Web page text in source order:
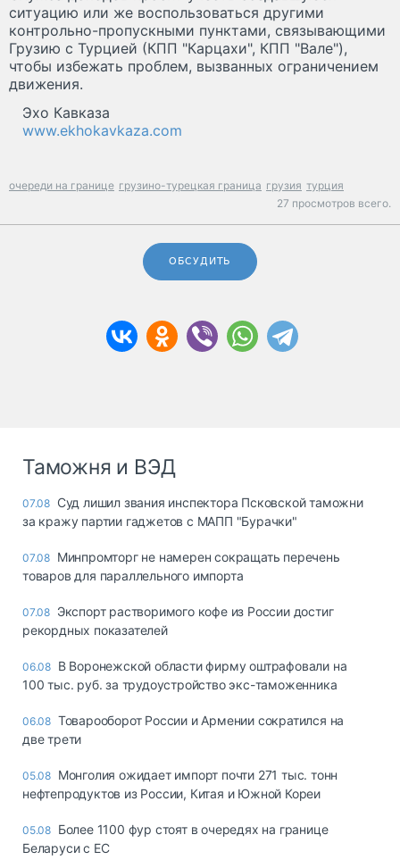
ситуацию или же воспользоваться другими
контрольно-пропускными пунктами, связывающими
Грузию с Турцией (КПП "Карцахи", КПП "Вале"),
чтобы избежать проблем, вызванных ограничением
движения.
Эхо Кавказа
www.ekhokavkaza.com
очереди на границе грузино-турецкая граница грузия турция
27 просмотров всего.
ОБСУДИТЬ
Таможня и ВЭД
07.08 Суд лишил звания инспектора Псковской таможни
за кражу партии гаджетов с МАПП "Бурачки"
07.08 Минпромторг не намерен сокращать перечень
товаров для параллельного импорта
07.08 Экспорт растворимого кофе из России достиг
рекордных показателей
06.08 В Воронежской области фирму оштрафовали на
100 тыс. руб. за трудоустройство экс-таможенника
06.08 Товарооборот России и Армении сократился на
две трети
05.08 Монголия ожидает импорт почти 271 тыс. тонн
нефтепродуктов из России, Китая и Южной Кореи
05.08 Более 1100 фур стоят в очередях на границе
Беларуси с ЕС